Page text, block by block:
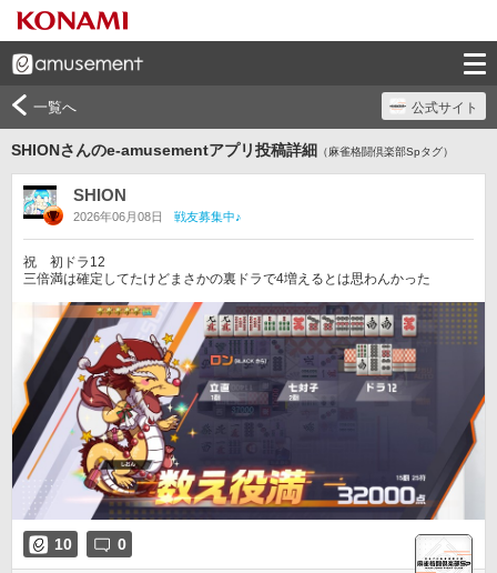
一覧へ 公式サイト
SHIONさんのe-amusementアプリ投稿詳細 （麻雀格闘倶楽部Spタグ）
SHION
2026年06月08日 戦友募集中♪
祝　初ドラ12
三倍満は確定してたけどまさかの裏ドラで4増えるとは思わんかった
10 0